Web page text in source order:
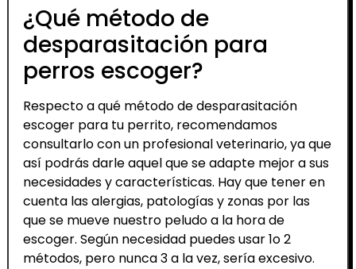
¿Qué método de
desparasitación para
perros escoger?
Respecto a qué método de desparasitación
escoger para tu perrito, recomendamos
consultarlo con un profesional veterinario, ya que
así podrás darle aquel que se adapte mejor a sus
necesidades y características. Hay que tener en
cuenta las alergias, patologías y zonas por las
que se mueve nuestro peludo a la hora de
escoger. Según necesidad puedes usar 1o 2
métodos, pero nunca 3 a la vez, sería excesivo.